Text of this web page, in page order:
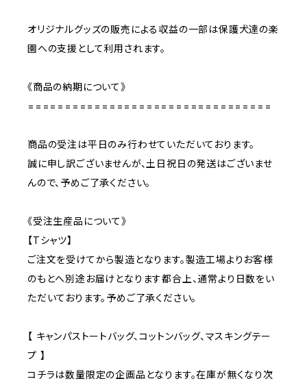
オリジナルグッズの販売による収益の一部は保護犬達の楽
園への支援として利用されます。
《商品の納期について》
=================================
商品の受注は平日のみ行わせていただいております。
誠に申し訳ございませんが、土日祝日の発送はございませ
んので、予めご了承ください。
《受注生産品について》
【Tシャツ】
ご注文を受けてから製造となります。製造工場よりお客様
のもとへ別途お届けとなります都合上、通常より日数をい
ただいております。予めご了承ください。
【 キャンパストートバッグ、コットンバッグ、マスキングテー
プ 】
コチラは数量限定の企画品となります。在庫が無くなり次